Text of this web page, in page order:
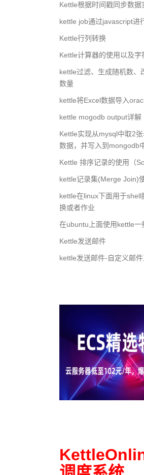
Kettle根据时间戳同步数据
kettle job通过javascript进
Kettle行列转换
Kettle计算器的使用以及字
kettle过滤、生成随机数、
数量
kettle将Excel数据导入
kettle mogodb output详解
Kettle实现从mysql中取2
数据，并写入到mongodb
Kettle 排序记录的使用（
kettle记录集(Merge Join)
kettle在linux下面用于shell
换或者作业
在ubuntu上面使用kettle一
Kettle发送邮件
kettle发送邮件-自定义邮